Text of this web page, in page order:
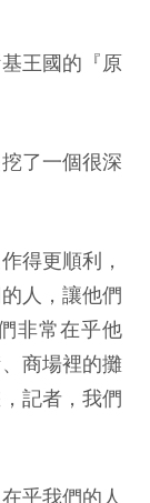
王國的『原
了一個很深
得更順利，
人，讓他們
非常在乎他
商場裡的攤
記者，我們
乎我們的人